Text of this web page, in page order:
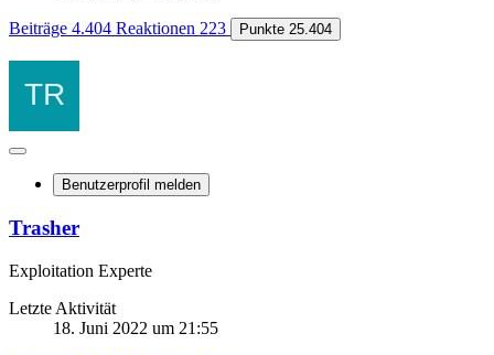
Beiträge 4.404 Reaktionen 223 Punkte 25.404
Benutzerprofil melden
Trasher
Exploitation Experte
Letzte Aktivität
18. Juni 2022 um 21:55